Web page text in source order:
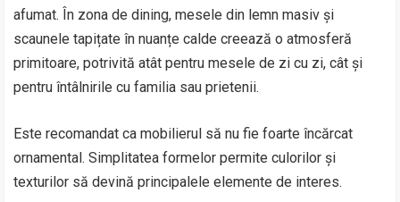
afumat. În zona de dining, mesele din lemn masiv și
scaunele tapițate în nuanțe calde creează o atmosferă
primitoare, potrivită atât pentru mesele de zi cu zi, cât și
pentru întâlnirile cu familia sau prietenii.
Este recomandat ca mobilierul să nu fie foarte încărcat
ornamental. Simplitatea formelor permite culorilor și
texturilor să devină principalele elemente de interes.